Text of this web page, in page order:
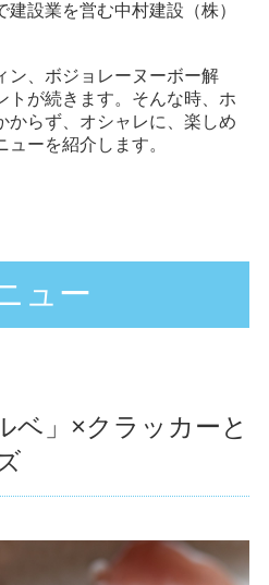
設業を営む中村建設（株）
ン、ボジョレーヌーボー解
トが続きます。そんな時、ホ
からず、オシャレに、楽しめ
ーを紹介します。
ュー
ベ」×クラッカーと